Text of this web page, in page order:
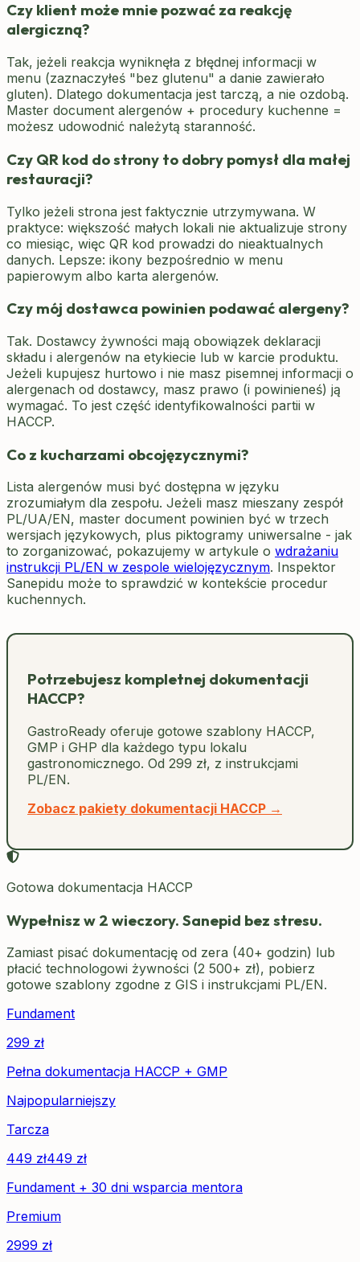
Czy klient może mnie pozwać za reakcję
alergiczną?
Tak, jeżeli reakcja wyniknęła z błędnej informacji w
menu (zaznaczyłeś "bez glutenu" a danie zawierało
gluten). Dlatego dokumentacja jest tarczą, a nie ozdobą.
Master document alergenów + procedury kuchenne =
możesz udowodnić należytą staranność.
Czy QR kod do strony to dobry pomysł dla małej
restauracji?
Tylko jeżeli strona jest faktycznie utrzymywana. W
praktyce: większość małych lokali nie aktualizuje strony
co miesiąc, więc QR kod prowadzi do nieaktualnych
danych. Lepsze: ikony bezpośrednio w menu
papierowym albo karta alergenów.
Czy mój dostawca powinien podawać alergeny?
Tak. Dostawcy żywności mają obowiązek deklaracji
składu i alergenów na etykiecie lub w karcie produktu.
Jeżeli kupujesz hurtowo i nie masz pisemnej informacji o
alergenach od dostawcy, masz prawo (i powinieneś) ją
wymagać. To jest część identyfikowalności partii w
HACCP.
Co z kucharzami obcojęzycznymi?
Lista alergenów musi być dostępna w języku
zrozumiałym dla zespołu. Jeżeli masz mieszany zespół
PL/UA/EN, master document powinien być w trzech
wersjach językowych, plus piktogramy uniwersalne - jak
to zorganizować, pokazujemy w artykule o wdrażaniu
instrukcji PL/EN w zespole wielojęzycznym. Inspektor
Sanepidu może to sprawdzić w kontekście procedur
kuchennych.
Potrzebujesz kompletnej dokumentacji
HACCP?
GastroReady oferuje gotowe szablony HACCP,
GMP i GHP dla każdego typu lokalu
gastronomicznego. Od 299 zł, z instrukcjami
PL/EN.
Zobacz pakiety dokumentacji HACCP →
Gotowa dokumentacja HACCP
Wypełnisz w 2 wieczory. Sanepid bez stresu.
Zamiast pisać dokumentację od zera (40+ godzin) lub
płacić technologowi żywności (2 500+ zł), pobierz
gotowe szablony zgodne z GIS i instrukcjami PL/EN.
Fundament
299 zł
Pełna dokumentacja HACCP + GMP
Najpopularniejszy
Tarcza
449 zł449 zł
Fundament + 30 dni wsparcia mentora
Premium
2999 zł